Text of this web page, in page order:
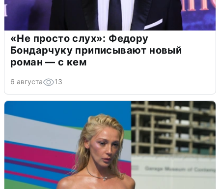
«Не просто слух»: Федору
Бондарчуку приписывают новый
роман — с кем
6 августа 13